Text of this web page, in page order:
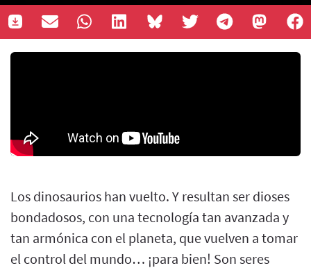
Los dinosaurios han vuelto. Y resultan ser dioses
bondadosos, con una tecnología tan avanzada y
tan armónica con el planeta, que vuelven a tomar
el control del mundo… ¡para bien! Son seres